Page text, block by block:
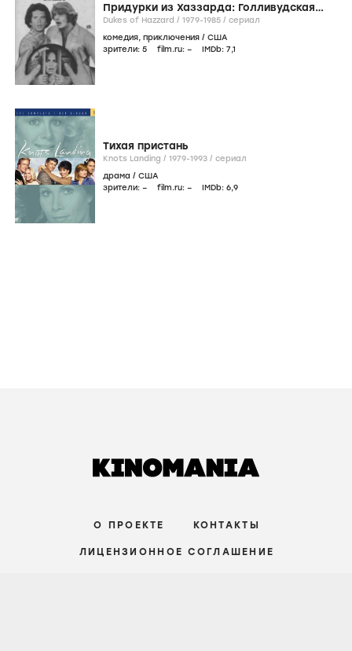
Придурки из Хаззарда: Голливудская
суета
Dukes of Hazzard / 1979-1985 / сериал
комедия, приключения / США
зрители: 5 film.ru: – IMDb: 7,1
Тихая пристань
Knots Landing / 1979-1993 / сериал
драма / США
зрители: – film.ru: – IMDb: 6,9
О ПРОЕКТЕ КОНТАКТЫ
ЛИЦЕНЗИОННОЕ СОГЛАШЕНИЕ